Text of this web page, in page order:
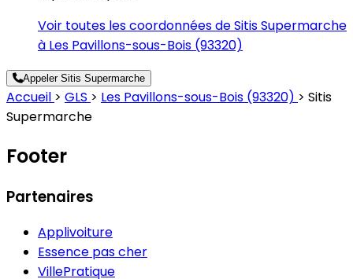
Voir toutes les coordonnées de Sitis Supermarche
à Les Pavillons-sous-Bois (93320)
Appeler Sitis Supermarche
Accueil > GLS > Les Pavillons-sous-Bois (93320) > Sitis
Supermarche
Footer
Partenaires
Applivoiture
Essence pas cher
VillePratique